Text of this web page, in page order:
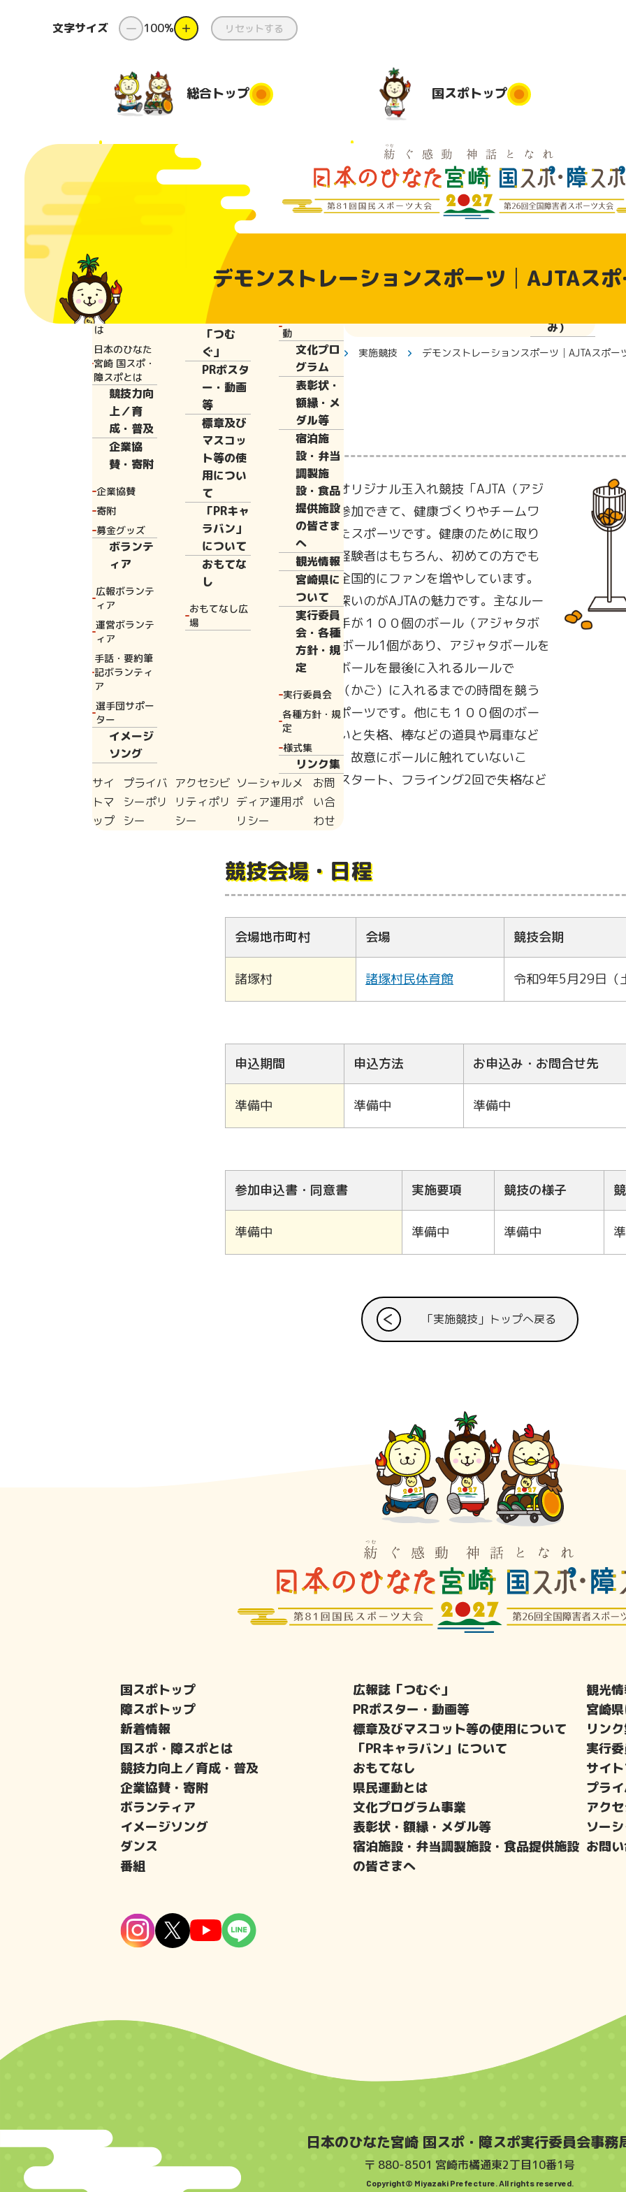
文字サイズ ー 100% ＋ リセットする
総合トップ
総合トップ
日本のふるさ
と宮崎国体と
は
日本のひなた
宮崎 国スポ・
障スポとは
競技力向
上／育
成・普及
企業協
賛・寄附
企業協賛
寄附
募金グッズ
ボランテ
ィア
広報ボランテ
ィア
運営ボランテ
ィア
手話・要約筆
記ボランティ
ア
選手団サポー
ター
イメージ
ソング
ダンス
ダンス出前授
コンテスト
番組
広報誌
「つむ
ぐ」
PRポスタ
ー・動画
等
標章及び
マスコッ
ト等の使
用につい
て
「PRキャ
ラバン」
について
おもてな
し
おもてなし広
場
団
動
文化プロ
グラム
表彰状・
額縁・メ
ダル等
宿泊施
設・弁当
調製施
設・食品
提供施設
の皆さま
へ
観光情報
宮崎県に
ついて
実行委員
会・各種
方針・規
定
実行委員会
各種方針・規
定
様式集
リンク集
サイ
トマ
ップ
プライバ
シーポリ
シー
アクセシビ
リティポリ
シー
ソーシャルメ
ディア運用ポ
リシー
お問
い合
わせ
国スポトップ
国スポトップ
競技会場
ハーサル
大会
ョンスポ
み）
デモンストレーションスポーツ│AJTAス
国スポトップ 実施競技 デモンストレーションスポーツ│AJTAスポー
競技内容
北海道和寒町発祥のオリジナル玉入れ競技「AJTA（アジ
ャタ）」。だれでも参加できて、健康づくりやチームワ
ークの強化にも適したスポーツです。健康のために取り
入れる企業もあり、経験者はもちろん、初めての方でも
楽しめることから、全国的にファンを増やしています。
気軽にできるのに奥深いのがAJTAの魅力です。主なルー
ルは、４～６人の選手が１００個のボール（アジャタボ
ール99個＋アンカーボール1個があり、アジャタボールを
先に入れ、アンカーボールを最後に入れるルールで
す。）をバスケット（かご）に入れるまでの時間を競う
タイムトライアルスポーツです。他にも１００個のボー
ルは全部入っていないと失格、棒などの道具や肩車など
の不正な投球は失格、故意にボールに触れていないこ
と、フライングは再スタート、フライング2回で失格など
があります。
競技会場・日程
会場地市町村 会場 競技会期
諸塚村 諸塚村民体育館 令和9年5月29日（
申込期間 申込方法 お申込み・お問合せ先
準備中 準備中 準備中
参加申込書・同意書 実施要項 競技の様子
準備中 準備中 準備中
「実施競技」トップへ戻る
国スポトップ
障スポトップ
新着情報
国スポ・障スポとは
競技力向上／育成・普及
企業協賛・寄附
ボランティア
イメージソング
ダンス
番組
広報誌「つむぐ」
PRポスター・動画等
標章及びマスコット等の使用について
「PRキャラバン」について
おもてなし
県民運動とは
文化プログラム事業
表彰状・額縁・メダル等
宿泊施設・弁当調製施設・食品提供施設
の皆さまへ
観光
宮崎
リン
実行
サイ
プラ
アク
ソー
お問
日本のひなた宮崎 国スポ・障スポ実行委員会事務
〒 880-8501 宮崎市橘通東2丁目10番1号
Copyright© Miyazaki Prefecture. All rights reserved.